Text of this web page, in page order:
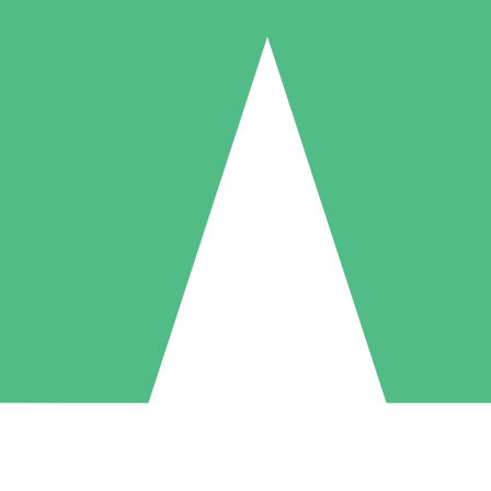
Individuele Creditpakketten
per gebruik met downloadtegoeden. Geen maandelijkse verplichting
5 Downloaden
US$